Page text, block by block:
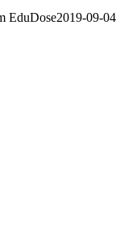
EduDose2019-09-